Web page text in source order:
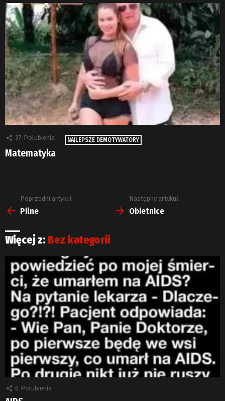
37 Polubienia NAJLEPSZE DEMOTYWATORY
Matematyka
Zobacz
więcej
Poprzedni artykuł
Pilne
Następny artykuł
Obietnice
Więcej z: Bez kategorii
6 Polubienia